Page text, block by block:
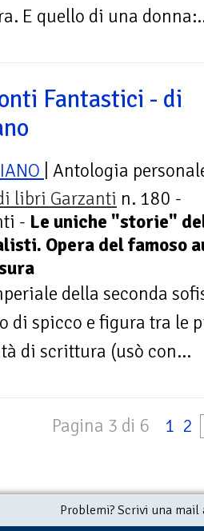
E quello di una
Fantastici - di
| Antologia
libri Garzanti n. 180 -
- Le uniche "storie"
Opera del famoso
della seconda
di spicco e figura tra le
di scrittura (usò con...
Pagina 3 di 6 1 2
Problemi? Scrivi una